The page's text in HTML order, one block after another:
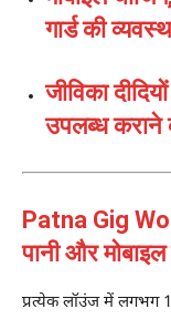
गार्ड की
जीविका
उपलब्ध कराने
Patna Gig
पानी और मोबाइल
प्रत्येक लॉउंज में लगभग